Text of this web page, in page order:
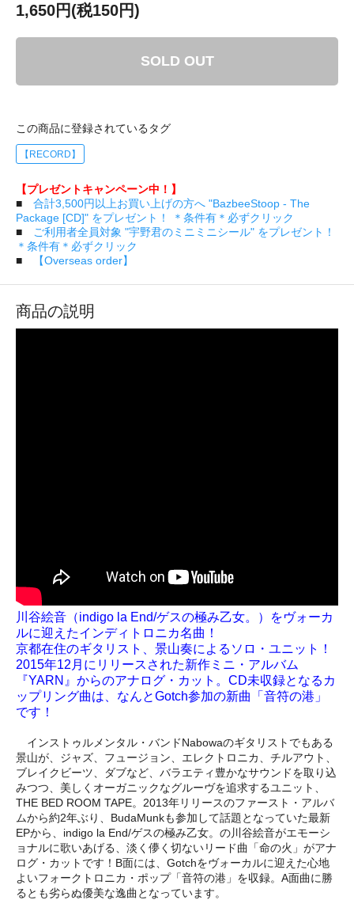
1,650円(税150円)
SOLD OUT
この商品に登録されているタグ
【RECORD】
【プレゼントキャンペーン中！】
■ 合計3,500円以上お買い上げの方へ "BazbeeStoop - The
Package [CD]" をプレゼント！ ＊条件有＊必ずクリック
■
ご利用者全員対象 "宇野君のミニミニシール" をプレゼント！
＊条件有＊必ずクリック
■
【Overseas order】
商品の説明
川谷絵音（indigo la End/ゲスの極み乙女。）をヴォーカ
ルに迎えたインディトロニカ名曲！
京都在住のギタリスト、景山奏によるソロ・ユニット！
2015年12月にリリースされた新作ミニ・アルバム
『YARN』からのアナログ・カット。CD未収録となるカ
ップリング曲は、なんとGotch参加の新曲「音符の港」
です！
インストゥルメンタル・バンドNabowaのギタリストでもある
景山が、ジャズ、フュージョン、エレクトロニカ、チルアウト、
ブレイクビーツ、ダブなど、バラエティ豊かなサウンドを取り込
みつつ、美しくオーガニックなグルーヴを追求するユニット、
THE BED ROOM TAPE。2013年リリースのファースト・アルバ
ムから約2年ぶり、BudaMunkも参加して話題となっていた最新
EPから、indigo la End/ゲスの極み乙女。の川谷絵音がエモーシ
ョナルに歌いあげる、淡く儚く切ないリード曲「命の火」がアナ
ログ・カットです！B面には、Gotchをヴォーカルに迎えた心地
よいフォークトロニカ・ポップ「音符の港」を収録。A面曲に勝
るとも劣らぬ優美な逸曲となっています。